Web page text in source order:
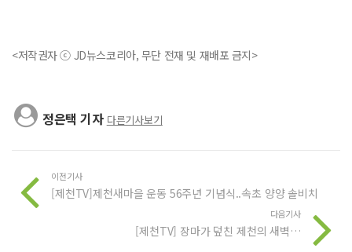
<저작권자 ⓒ JD뉴스코리아, 무단 전재 및 재배포 금지>
정은택 기자 다른기사보기
이전기사
[제천TV]제천새마을 운동 56주년 기념식..속초 양양 솔비치
다음기사
[제천TV] 장마가 덮친 제천의 새벽…